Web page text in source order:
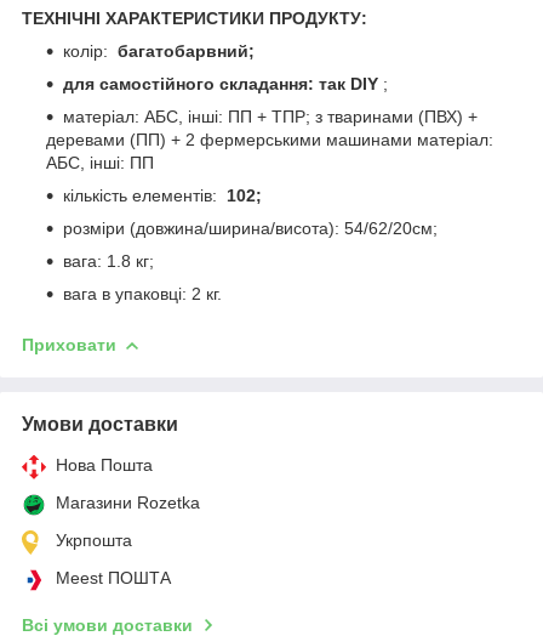
ТЕХНІЧНІ ХАРАКТЕРИСТИКИ ПРОДУКТУ:
колір: багатобарвний;
для самостійного складання: так DIY ;
матеріал: АБС, інші: ПП + ТПР; з тваринами (ПВХ) +
деревами (ПП) + 2 фермерськими машинами матеріал:
АБС, інші: ПП
кількість елементів:
102;
розміри (довжина/ширина/висота): 54/62/20см;
вага: 1.8 кг;
вага в упаковці: 2 кг.
Приховати
Умови доставки
Нова Пошта
Магазини Rozetka
Укрпошта
Meest ПОШТА
Всі умови доставки